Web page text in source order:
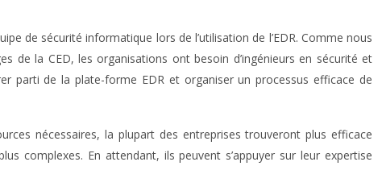
de sécurité informatique lors de l’utilisation de l’EDR. Comme nous
de la CED, les organisations ont besoin d’ingénieurs en sécurité et
parti de la plate-forme EDR et organiser un processus efficace de
nécessaires, la plupart des entreprises trouveront plus efficace
complexes. En attendant, ils peuvent s’appuyer sur leur expertise